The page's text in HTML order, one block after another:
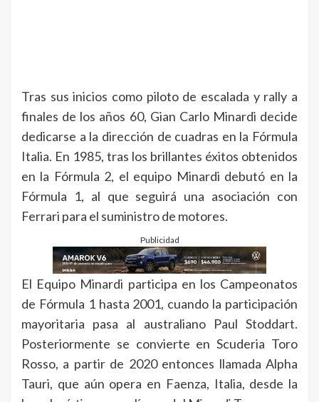
Tras sus inicios como piloto de escalada y rally a
finales de los años 60, Gian Carlo Minardi decide
dedicarse a la dirección de cuadras en la Fórmula
Italia. En 1985, tras los brillantes éxitos obtenidos
en la Fórmula 2, el equipo Minardi debutó en la
Fórmula 1, al que seguirá una asociación con
Ferrari para el suministro de motores.
Publicidad
El Equipo Minardi participa en los Campeonatos
de Fórmula 1 hasta 2001, cuando la participación
mayoritaria pasa al australiano Paul Stoddart.
Posteriormente se convierte en Scuderia Toro
Rosso, a partir de 2020 entonces llamada Alpha
Tauri, que aún opera en Faenza, Italia, desde la